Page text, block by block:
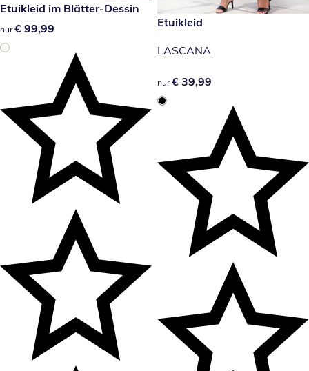
€ 99,99
Etuikleid im Blätter-Dessin
€ 99,99
nur € 99,99 € 39,99
Etuikleid
LASCANA
€ 39,99
nur € 39,99